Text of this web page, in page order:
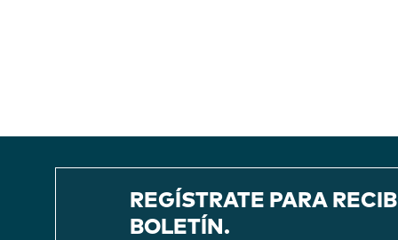
REGÍSTRATE PARA
BOLETÍN.